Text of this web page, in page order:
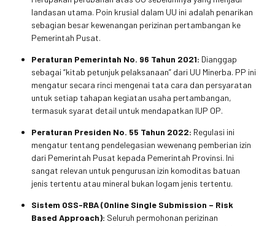
landasan utama. Poin krusial dalam UU ini adalah penarikan
sebagian besar kewenangan perizinan pertambangan ke
Pemerintah Pusat.
Peraturan Pemerintah No. 96 Tahun 2021: Dianggap
sebagai “kitab petunjuk pelaksanaan” dari UU Minerba. PP ini
mengatur secara rinci mengenai tata cara dan persyaratan
untuk setiap tahapan kegiatan usaha pertambangan,
termasuk syarat detail untuk mendapatkan IUP OP.
Peraturan Presiden No. 55 Tahun 2022: Regulasi ini
mengatur tentang pendelegasian wewenang pemberian izin
dari Pemerintah Pusat kepada Pemerintah Provinsi. Ini
sangat relevan untuk pengurusan izin komoditas batuan
jenis tertentu atau mineral bukan logam jenis tertentu.
Sistem OSS-RBA (Online Single Submission – Risk
Based Approach): Seluruh permohonan perizinan